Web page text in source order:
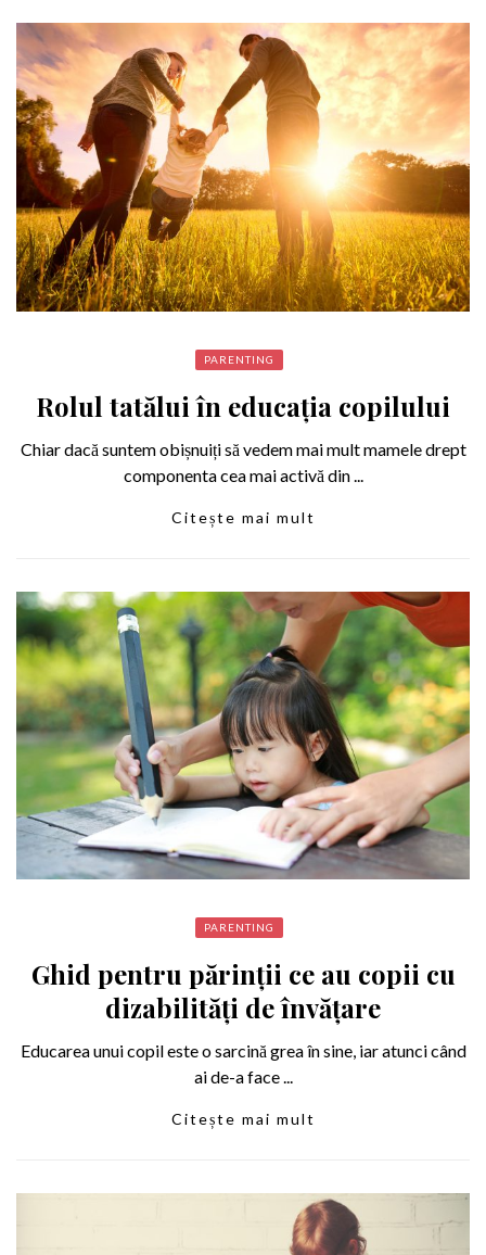
PARENTING
Rolul tatălui în educația copilului
Chiar dacă suntem obișnuiți să vedem mai mult mamele drept
componenta cea mai activă din ...
Citește mai mult
PARENTING
Ghid pentru părinții ce au copii cu
dizabilități de învățare
Educarea unui copil este o sarcină grea în sine, iar atunci când
ai de-a face ...
Citește mai mult